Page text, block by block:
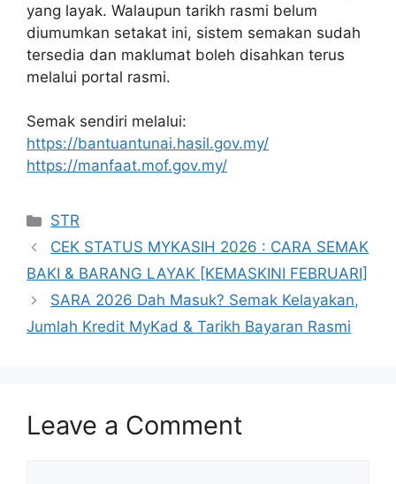
yang layak. Walaupun tarikh rasmi belum
diumumkan setakat ini, sistem semakan sudah
tersedia dan maklumat boleh disahkan terus
melalui portal rasmi.
Semak sendiri melalui:
https://bantuantunai.hasil.gov.my/
https://manfaat.mof.gov.my/
Categories
STR
CEK STATUS MYKASIH 2026 : CARA SEMAK
BAKI & BARANG LAYAK [KEMASKINI FEBRUARI]
SARA 2026 Dah Masuk? Semak Kelayakan,
Jumlah Kredit MyKad & Tarikh Bayaran Rasmi
Leave a Comment